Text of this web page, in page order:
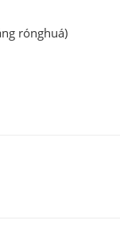
rónghuá)